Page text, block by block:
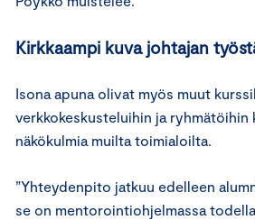
Kirkkaampi kuva johtajan
Isona apuna olivat myös muut
verkkokeskusteluihin ja ryhmätöihin
näkökulmia muilta toimialoilta.
”Yhteydenpito jatkuu edelleen
se on mentorointiohjelmassa